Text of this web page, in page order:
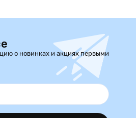
о новинках и акциях первыми